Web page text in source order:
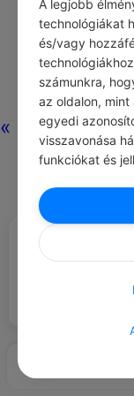
«
#IDÉZETEK ÉLET
A harcos számára
jobb és rosszabb:
képességek,
A legjobb
technológiákat
és/vagy
számunkra,
az oldalon,
egyedi
visszavonása
funkciókat és